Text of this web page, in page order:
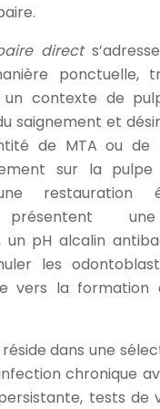
direct
ponctuelle,
un contexte de
saignement et
de MTA ou de
sur la pulpe
restauration
présentent
un pH alcalin
les
vers la formation
dans une
chronique
tests de